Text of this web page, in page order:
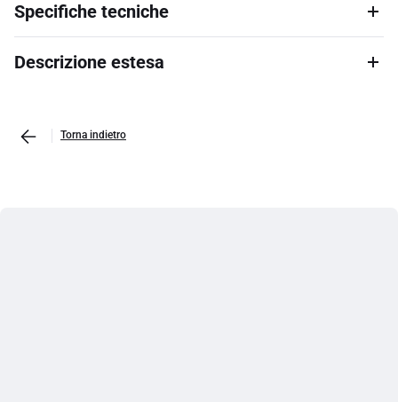
Specifiche tecniche
Descrizione estesa
Torna indietro